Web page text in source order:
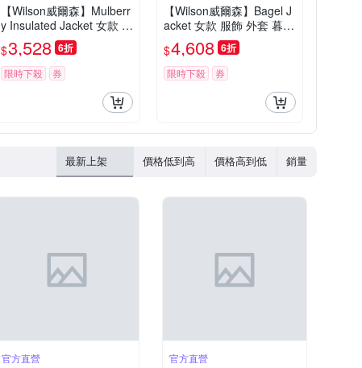
【Wilson威爾森】Mulberr
y Insulated Jacket 女款 服
飾 鋪棉外套 沙色
$3,528 6折
限時下殺 券
【Wilson威爾森】Bagel J
acket 女款 服飾 外套 暮藍
色/沙色
$4,608 6折
限時下殺 券
最新上架 價格低到高 價格高到低 銷量
官方直營 官方直營